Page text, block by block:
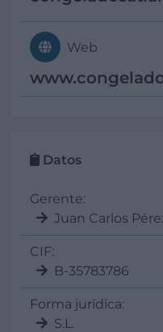
Web
Datos
Gerente:
Juan Carlos
CIF:
B-35783786
Forma jurídica:
S.L.